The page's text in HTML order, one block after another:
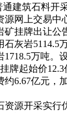
建筑石料开采
源网上交易中
矿挂牌出让公
灰岩5114.5
万吨。
牌起始价12.3
约6.67亿元，
资源开采实行